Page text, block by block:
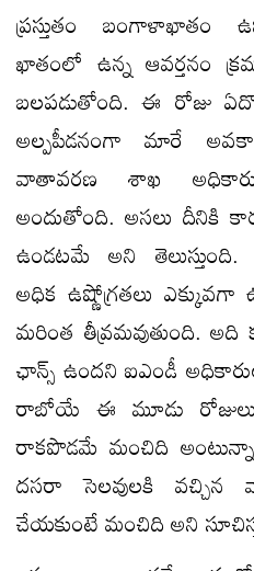
ప్రస్తుతం బంగాళాఖాతం
ఖాతంలో ఉన్న ఆవర్తనం
బలపడుతోంది. ఈ రోజు
అల్పపీడనంగా మారే
వాతావరణ శాఖ
అందుతోంది. అసలు దీనికి
ఉండటమే అని
అధిక ఉష్ణోగ్రతలు
మరింత తీవ్రమవుతుంది.
ఛాన్స్ ఉందని ఐఎండీ
రాబోయే ఈ మూడు
రాకపొడమే మంచిది
దసరా సెలవులకి వచ్చిన
చేయకుంటే మంచిది అని